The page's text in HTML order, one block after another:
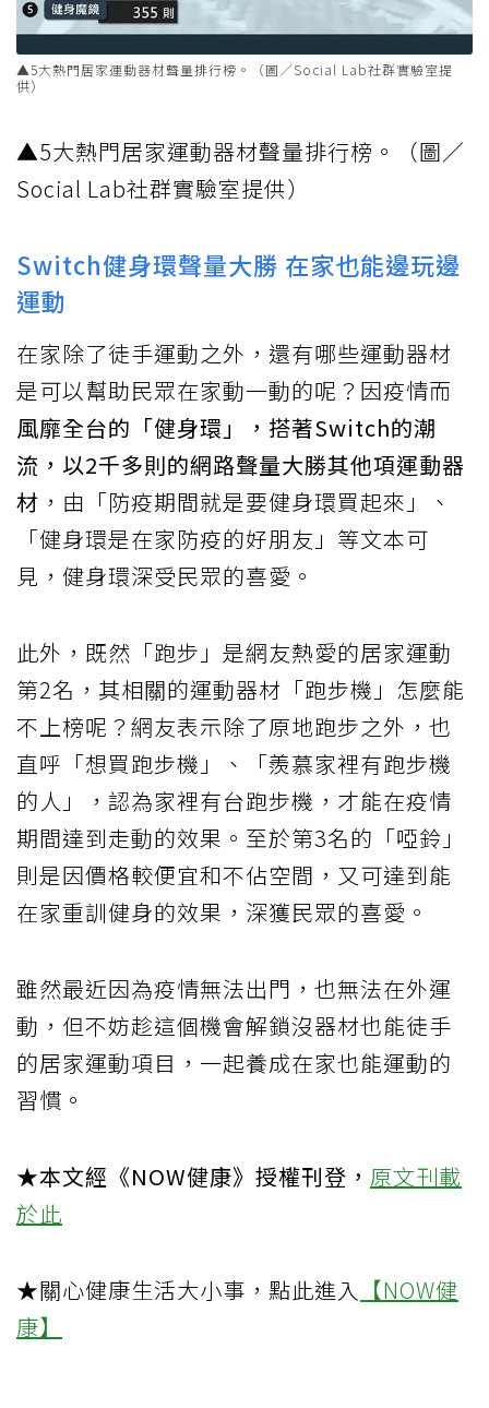
▲5大熱門居家運動器材聲量排行榜。（圖／Social Lab社群實驗室提
供）
▲5大熱門居家運動器材聲量排行榜。（圖／
Social Lab社群實驗室提供）
Switch健身環聲量大勝 在家也能邊玩邊
運動
在家除了徒手運動之外，還有哪些運動器材
是可以幫助民眾在家動一動的呢？因疫情而
風靡全台的「健身環」，搭著Switch的潮
流，以2千多則的網路聲量大勝其他項運動器
材 ，由「防疫期間就是要健身環買起來」、
「健身環是在家防疫的好朋友」等文本可
見，健身環深受民眾的喜愛。
此外，既然「跑步」是網友熱愛的居家運動
第2名，其相關的運動器材「跑步機」怎麼能
不上榜呢？網友表示除了原地跑步之外，也
直呼「想買跑步機」、「羨慕家裡有跑步機
的人」，認為家裡有台跑步機，才能在疫情
期間達到走動的效果。至於第3名的「啞鈴」
則是因價格較便宜和不佔空間，又可達到能
在家重訓健身的效果，深獲民眾的喜愛。
雖然最近因為疫情無法出門，也無法在外運
動，但不妨趁這個機會解鎖沒器材也能徒手
的居家運動項目，一起養成在家也能運動的
習慣。
★本文經《NOW健康》授權刊登， 原文刊載
於此
★關心健康生活大小事，點此進入 【NOW健
康】